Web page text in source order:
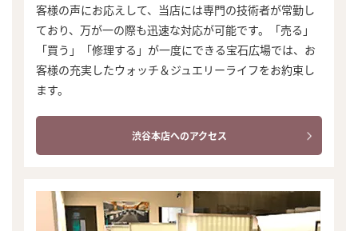
客様の声にお応えして、当店には専門の技術者が常勤し
ており、万が一の際も迅速な対応が可能です。「売る」
「買う」「修理する」が一度にできる宝石広場では、お
客様の充実したウォッチ＆ジュエリーライフをお約束し
ます。
渋谷本店へのアクセス